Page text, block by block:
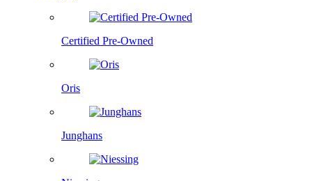
Certified Pre-Owned
Oris
Junghans